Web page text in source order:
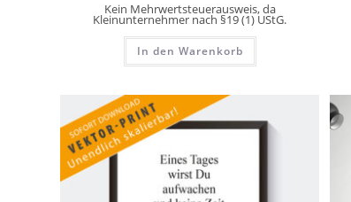
Kein Mehrwertsteuerausweis, da
Kleinunternehmer nach §19 (1) UStG.
In den Warenkorb